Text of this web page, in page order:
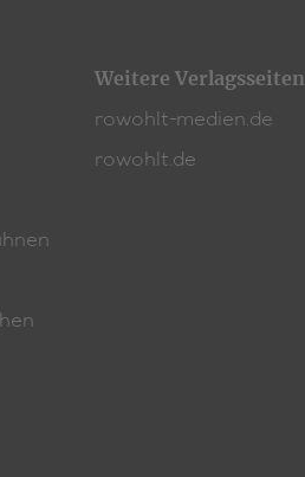
Weitere Verlagsseiten
rowohlt-medien.de
rowohlt.de